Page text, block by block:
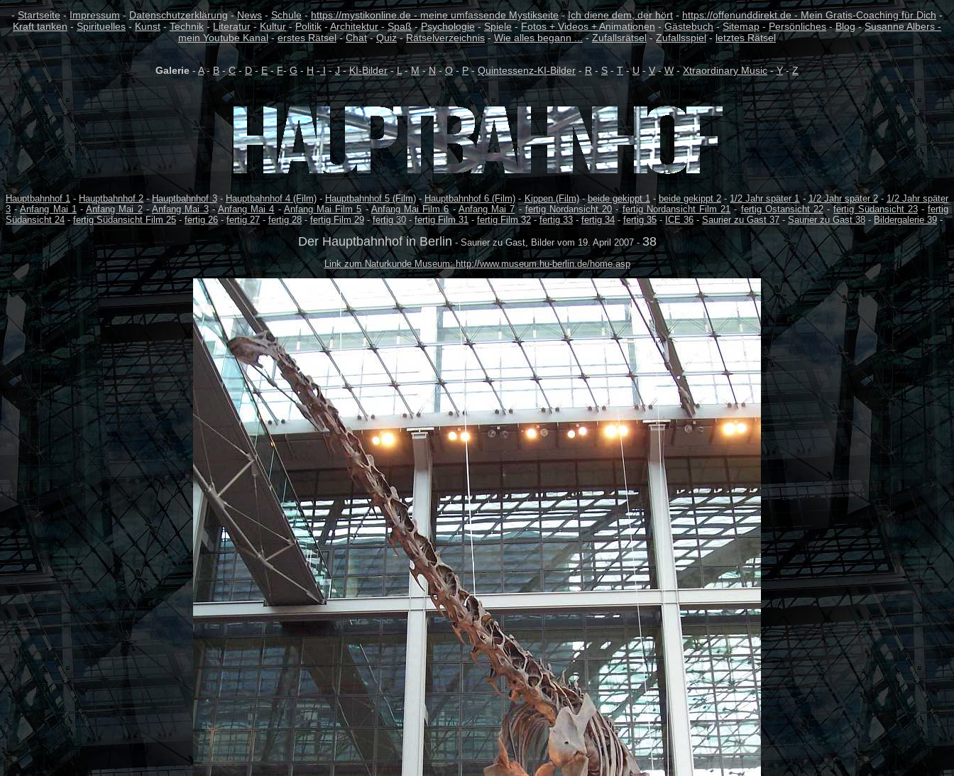
-Startseite-Impressum-Datenschutzerklärung-News - Schule-https://mystikonline.de - meine umfassende Mystikseite-Ich diene dem, der hört- https://offenunddirekt.de - Mein Gratis-Coaching für Dich -
Kraft tanken - Spirituelles-Kunst -Technik -Literatur-Kultur-Politik - Architektur - Spaß-Psychologie-Spiele- Fotos + Videos + Animationen -Gästebuch-Sitemap - Persönliches -Blog-Susanne Albers -
mein Youtube Kanal-erstes Rätsel-Chat-Quiz-Rätselverzeichnis -Wie alles begann ...-Zufallsrätsel-Zufallsspiel- letztes Rätsel
Galerie - A- B -C-D- E- F-G - H-I-J-KI-Bilder-L-M-N-O- P- Quintessenz-KI-Bilder - R - S - T-U - V-W-Xtraordinary Music-Y-Z
Hauptbahnhof 1 - Hauptbahnhof 2-Hauptbahnhof 3- Hauptbahnhof 4 (Film)- Hauptbahnhof 5 (Film)-Hauptbahnhof 6 (Film) - Kippen (Film)-beide gekippt 1- beide gekippt 2 - 1/2 Jahr später 1- 1/2 Jahr später 2- 1/2 Jahr später
3 -Anfang Mai 1-Anfang Mai 2-Anfang Mai 3-Anfang Mai 4 - Anfang Mai Film 5 -Anfang Mai Film 6- Anfang Mai 7-fertig Nordansicht 20 -fertig Nordansicht Film 21-fertig Ostansicht 22 -fertig Südansicht 23-fertig
Südansicht 24 -fertig Südansicht Film 25 - fertig 26 -fertig 27 - fertig 28 -fertig Film 29 -fertig 30 - fertig Film 31 - fertig Film 32-fertig 33 - fertig 34 - fertig 35- ICE 36 - Saurier zu Gast 37 - Saurier zu Gast 38 - Bildergalerie 39 -
Der Hauptbahnhof in Berlin - Saurier zu Gast, Bilder vom 19. April 2007 -38
Link zum Naturkunde Museum: http://www.museum.hu-berlin.de/home.asp